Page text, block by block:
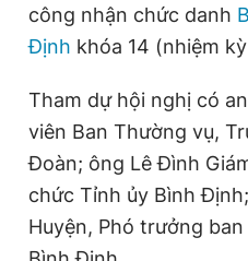
Thông tin tòa soạn
Đọc Thanh Niên trên điện
công nhận chức danh
Định khóa 14 (nhiệm
Tham dự hội nghị có
viên Ban Thường vụ,
Đoàn; ông Lê Đình
chức Tỉnh ủy Bình
Huyện, Phó trưởng